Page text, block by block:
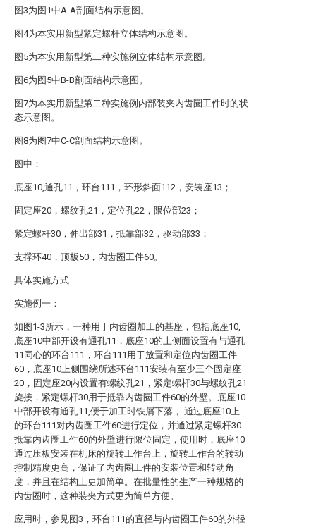
图3为图1中A-A剖面结构示意图。
图4为本实用新型紧定螺杆立体结构示意图。
图5为本实用新型第二种实施例立体结构示意图。
图6为图5中B-B剖面结构示意图。
图7为本实用新型第二种实施例内部装夹内齿圈工件时的状
态示意图。
图8为图7中C-C剖面结构示意图。
图中：
底座10,通孔11，环台111，环形斜面112，安装座13；
固定座20，螺纹孔21，定位孔22，限位部23；
紧定螺杆30，伸出部31，抵靠部32，驱动部33；
支撑环40，顶板50，内齿圈工件60。
具体实施方式
实施例一：
如图1-3所示，一种用于内齿圈加工的基座，包括底座10,
底座10中部开设有通孔11，底座10的上侧面设置有与通孔
11同心的环台111，环台111用于放置和定位内齿圈工件
60，底座10上侧围绕所述环台111安装有至少三个固定座
20，固定座20内设置有螺纹孔21，紧定螺杆30与螺纹孔21
旋接，紧定螺杆30用于抵靠内齿圈工件60的外壁。底座10
中部开设有通孔11,便于加工时铁屑下落， 通过底座10上
的环台111对内齿圈工件60进行定位，并通过紧定螺杆30
抵靠内齿圈工件60的外壁进行限位固定，使用时，底座10
通过压板安装在机床的旋转工作台上，旋转工作台的转动
控制精度更高，保证了内齿圈工件的安装位置和转动角
度，并且在结构上更加简单。在批量性的生产一种规格的
内齿圈时，这种装夹方式更为简单方便。
应用时，参见图3，环台111的直径与内齿圈工件60的外径